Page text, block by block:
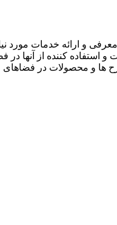
و ارائه خدمات
استفاده کننده از آنها
ها و محصولات در